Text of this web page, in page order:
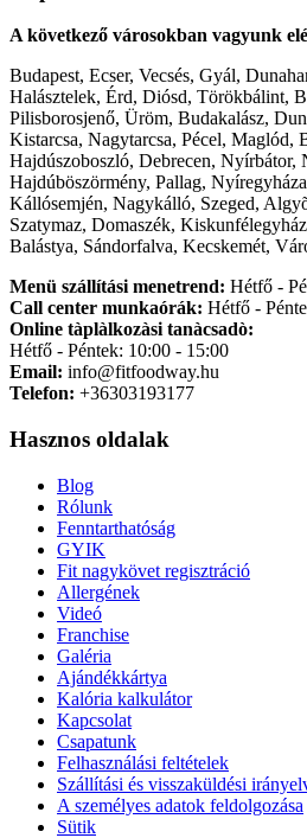
A következő városokban vagyunk
Budapest, Ecser, Vecsés, Gyál,
Halásztelek, Érd, Diósd, Törökbálint,
Pilisborosjenő, Üröm, Budakalász,
Kistarcsa, Nagytarcsa, Pécel, Maglód,
Hajdúszoboszló, Debrecen, Nyírbátor,
Hajdúböszörmény, Pallag,
Kállósemjén, Nagykálló, Szeged,
Szatymaz, Domaszék,
Balástya, Sándorfalva, Kecskemét,
Menü szállítási menetrend: Hétfő -
Call center munkaórák: Hétfő -
Online tàplàlkozàsi tanàcsadò:
Hétfő - Péntek: 10:00 - 15:00
Email: info@fitfoodway.hu
Telefon: +36303193177
Hasznos oldalak
Blog
Rólunk
Fenntarthatóság
GYIK
Fit nagykövet regisztráció
Allergének
Videó
Franchise
Galéria
Ajándékkártya
Kalória kalkulátor
Kapcsolat
Csapatunk
Felhasználási feltételek
Szállítási és visszaküldési
A személyes adatok feldolgozása
Sütik